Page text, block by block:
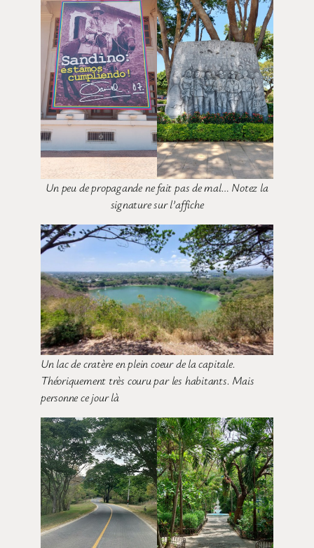
Un peu de propagande ne fait pas de mal… Notez la
signature sur l’affiche
Un lac de cratère en plein coeur de la capitale.
Théoriquement très couru par les habitants. Mais
personne ce jour là